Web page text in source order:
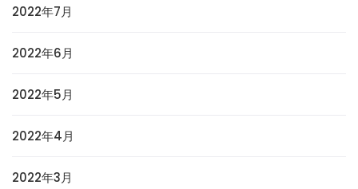
2022年7月
2022年6月
2022年5月
2022年4月
2022年3月